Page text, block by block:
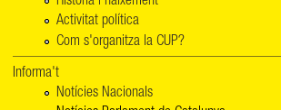
Activitat política
Com s'organitza la CUP?
Informa't
Notícies Nacionals